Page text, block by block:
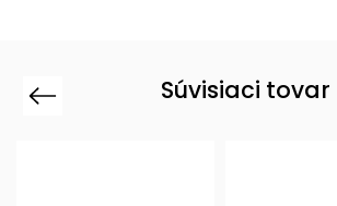
Súvisiaci tovar
Previous